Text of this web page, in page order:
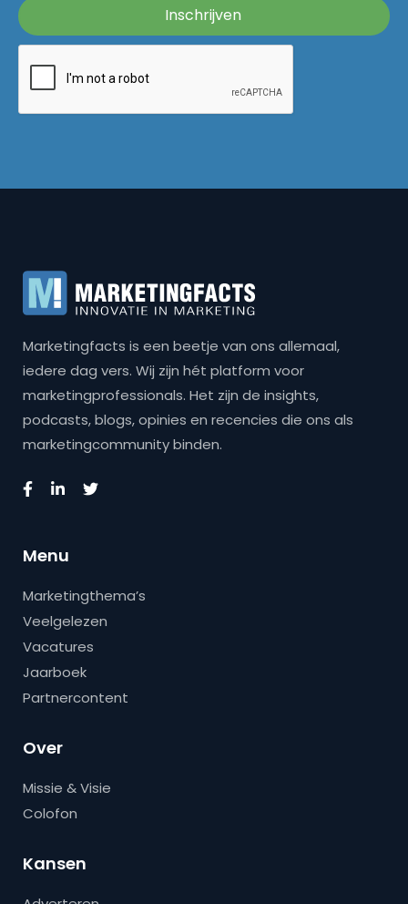
Marketingfacts is een beetje van ons allemaal,
iedere dag vers. Wij zijn hét platform voor
marketingprofessionals. Het zijn de insights,
podcasts, blogs, opinies en recencies die ons als
marketingcommunity binden.
Menu
Marketingthema’s
Veelgelezen
Vacatures
Jaarboek
Partnercontent
Over
Missie & Visie
Colofon
Kansen